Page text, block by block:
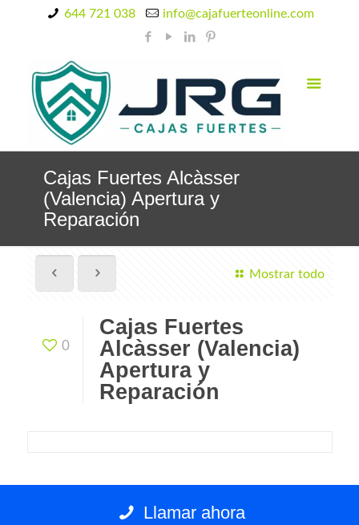
644 721 038 info@cajafuerteonline.com
Cajas Fuertes Alcàsser
(Valencia) Apertura y
Reparación
Mostrar todo
0
Cajas Fuertes
Alcàsser (Valencia)
Apertura y
Reparación
Llamar ahora